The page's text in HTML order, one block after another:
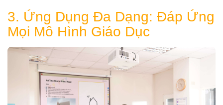
3. Ứng Dụng Đa Dạng: Đáp Ứng
Mọi Mô Hình Giáo Dục